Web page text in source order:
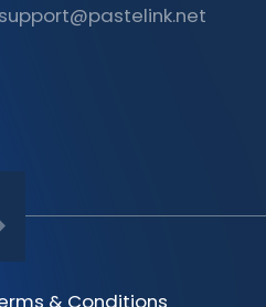
support@pastelink.net
& Conditions